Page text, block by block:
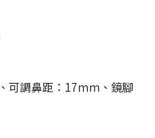
可調鼻距：17mm、鏡腳